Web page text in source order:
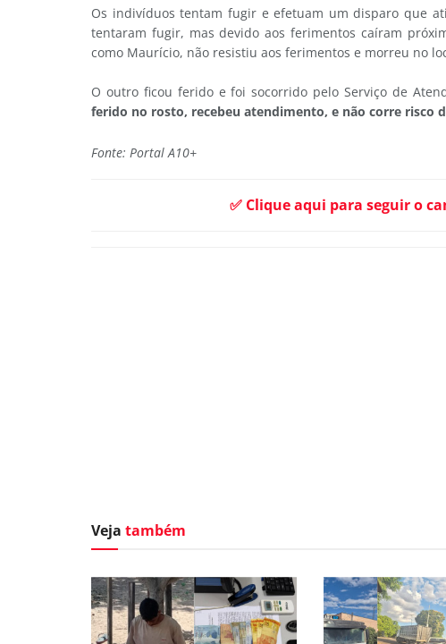
Os indivíduos tentam fugir e efetuam um disparo que
tentaram fugir, mas devido aos ferimentos caíram
como Maurício, não resistiu aos ferimentos e morreu no
O outro ficou ferido e foi socorrido pelo Serviço de
ferido no rosto, recebeu atendimento, e não corre risco
Fonte: Portal A10+
✅ Clique aqui para seguir o
Veja também